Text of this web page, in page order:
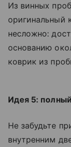
Из винных
оригинальный
несложно:
основанию
коврик из
Идея 5:
Не забудьте
внутренним